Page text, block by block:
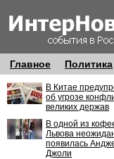
Главное Политика
В Китае
об угрозе
великих держав
В одной из
Львова
появилась
Джоли